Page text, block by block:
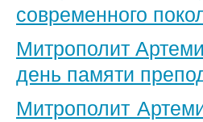
современного
Митрополит
день памяти
Митрополит